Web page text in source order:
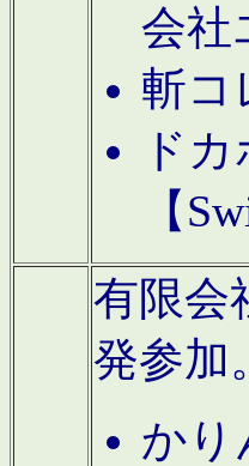
会社
斬コ
ド
【
有限会
発参加
かり